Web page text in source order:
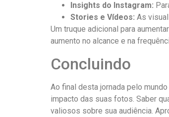
Insights do Instagram:
Stories e ‌Vídeos: As
Um truque⁤ adicional ⁣para
aumento no ‍alcance e‍ na
Concluindo
Ao final desta‌ jornada pelo
impacto das suas fotos. Saber
valiosos sobre ⁣sua audiência.